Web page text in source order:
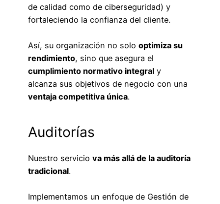
de calidad como de ciberseguridad) y
fortaleciendo la confianza del cliente.
Así, su organización no solo optimiza su
rendimiento, sino que asegura el
cumplimiento normativo integral y
alcanza sus objetivos de negocio con una
ventaja competitiva única.
Auditorías
Nuestro servicio va más allá de la auditoría
tradicional.
Implementamos un enfoque de Gestión de